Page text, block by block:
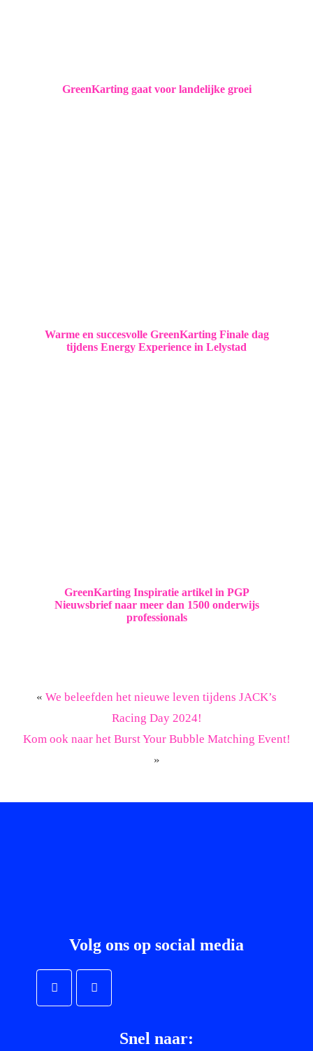
GreenKarting gaat voor landelijke groei
Warme en succesvolle GreenKarting Finale dag
tijdens Energy Experience in Lelystad
GreenKarting Inspiratie artikel in PGP
Nieuwsbrief naar meer dan 1500 onderwijs
professionals
« We beleefden het nieuwe leven tijdens JACK’s
Racing Day 2024!
Kom ook naar het Burst Your Bubble Matching Event!
»
Volg ons op social media
Snel naar: